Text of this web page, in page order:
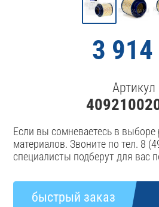
3
Артикул
Если вы сомневаетесь в выборе
материалов. Звоните по тел. 8
специалисты подберут для вас